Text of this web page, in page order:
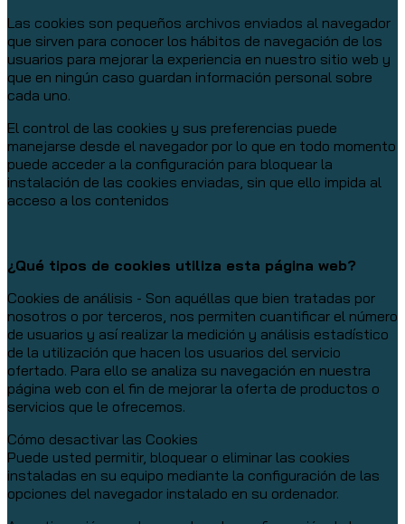
Las cookies son pequeños archivos enviados al navegador
que sirven para conocer los hábitos de navegación de los
usuarios para mejorar la experiencia en nuestro sitio web y
que en ningún caso guardan información personal sobre
cada uno.
El control de las cookies y sus preferencias puede
manejarse desde el navegador por lo que en todo momento
puede acceder a la configuración para bloquear la
instalación de las cookies enviadas, sin que ello impida al
acceso a los contenidos
¿Qué tipos de cookies utiliza esta página web?
Cookies de análisis - Son aquéllas que bien tratadas por
nosotros o por terceros, nos permiten cuantificar el número
de usuarios y así realizar la medición y análisis estadístico
de la utilización que hacen los usuarios del servicio
ofertado. Para ello se analiza su navegación en nuestra
página web con el fin de mejorar la oferta de productos o
servicios que le ofrecemos.
Cómo desactivar las Cookies
Puede usted permitir, bloquear o eliminar las cookies
instaladas en su equipo mediante la configuración de las
opciones del navegador instalado en su ordenador.